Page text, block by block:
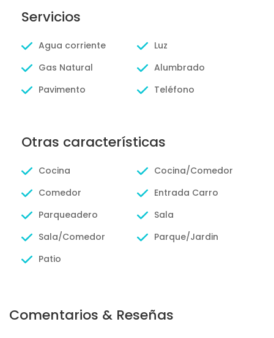
Servicios
Agua corriente
Luz
Gas Natural
Alumbrado
Pavimento
Teléfono
Otras características
Cocina
Cocina/Comedor
Comedor
Entrada Carro
Parqueadero
Sala
Sala/Comedor
Parque/Jardin
Patio
Comentarios & Reseñas